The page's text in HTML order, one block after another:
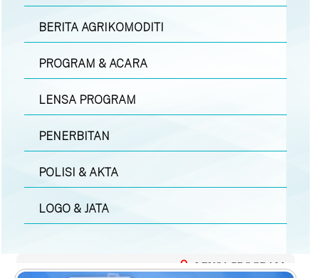
BERITA AGRIKOMODITI
PROGRAM & ACARA
LENSA PROGRAM
PENERBITAN
POLISI & AKTA
LOGO & JATA
LENSA PROGRAM